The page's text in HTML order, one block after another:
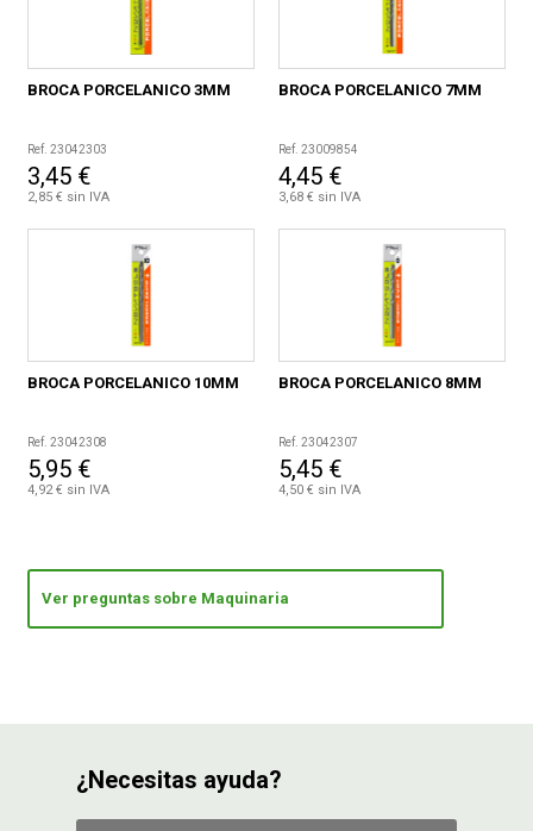
BROCA PORCELANICO 3MM
Ref. 23042303
3,45 €
2,85 € sin IVA
BROCA PORCELANICO 7MM
Ref. 23009854
4,45 €
3,68 € sin IVA
BROCA PORCELANICO 10MM
Ref. 23042308
5,95 €
4,92 € sin IVA
BROCA PORCELANICO 8MM
Ref. 23042307
5,45 €
4,50 € sin IVA
Ver preguntas sobre Maquinaria
¿Necesitas ayuda?